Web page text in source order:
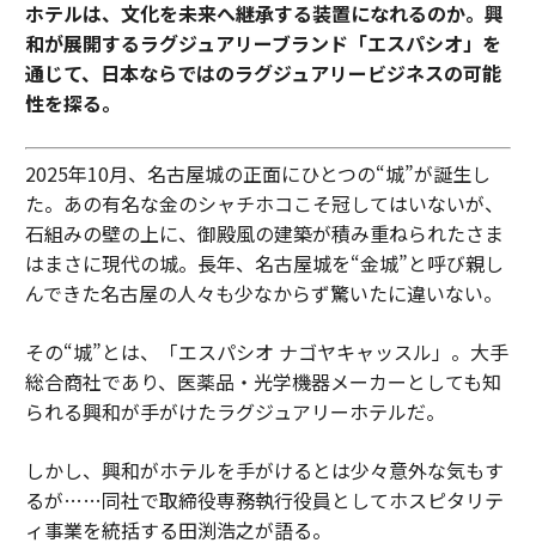
ホテルは、文化を未来へ継承する装置になれるのか。興
和が展開するラグジュアリーブランド「エスパシオ」を
通じて、日本ならではのラグジュアリービジネスの可能
性を探る。
2025年10月、名古屋城の正面にひとつの“城”が誕生し
た。あの有名な金のシャチホコこそ冠してはいないが、
石組みの壁の上に、御殿風の建築が積み重ねられたさま
はまさに現代の城。長年、名古屋城を“金城”と呼び親し
んできた名古屋の人々も少なからず驚いたに違いない。
その“城”とは、「エスパシオ ナゴヤキャッスル」。大手
総合商社であり、医薬品・光学機器メーカーとしても知
られる興和が手がけたラグジュアリーホテルだ。
しかし、興和がホテルを手がけるとは少々意外な気もす
るが……同社で取締役専務執行役員としてホスピタリテ
ィ事業を統括する田渕浩之が語る。